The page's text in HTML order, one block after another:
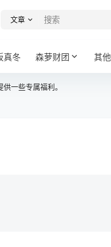
文章
真冬 森萝财团 其他
一些专属福利。